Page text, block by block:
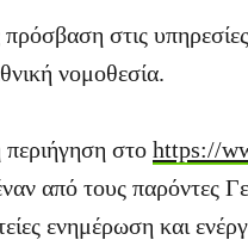
στις
νομοθεσία.
στο https://
από τους παρόντες
ενημέρωση και